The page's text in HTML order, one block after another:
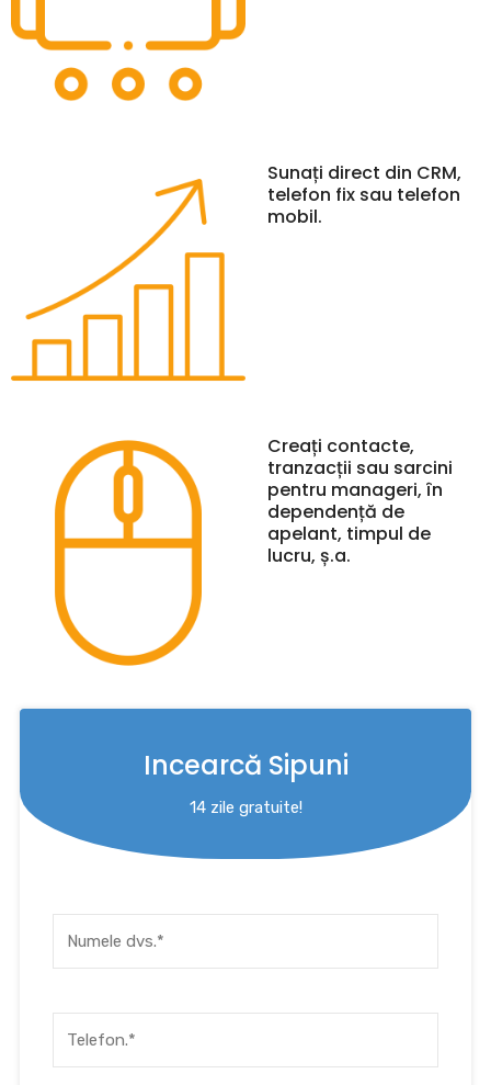
Sunați direct din CRM,
telefon fix sau telefon
mobil.
Creați contacte,
tranzacții sau sarcini
pentru manageri, în
dependență de
apelant, timpul de
lucru, ș.a.
Incearcă Sipuni
14 zile gratuite!